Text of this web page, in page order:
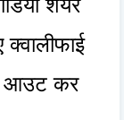
आउट कर